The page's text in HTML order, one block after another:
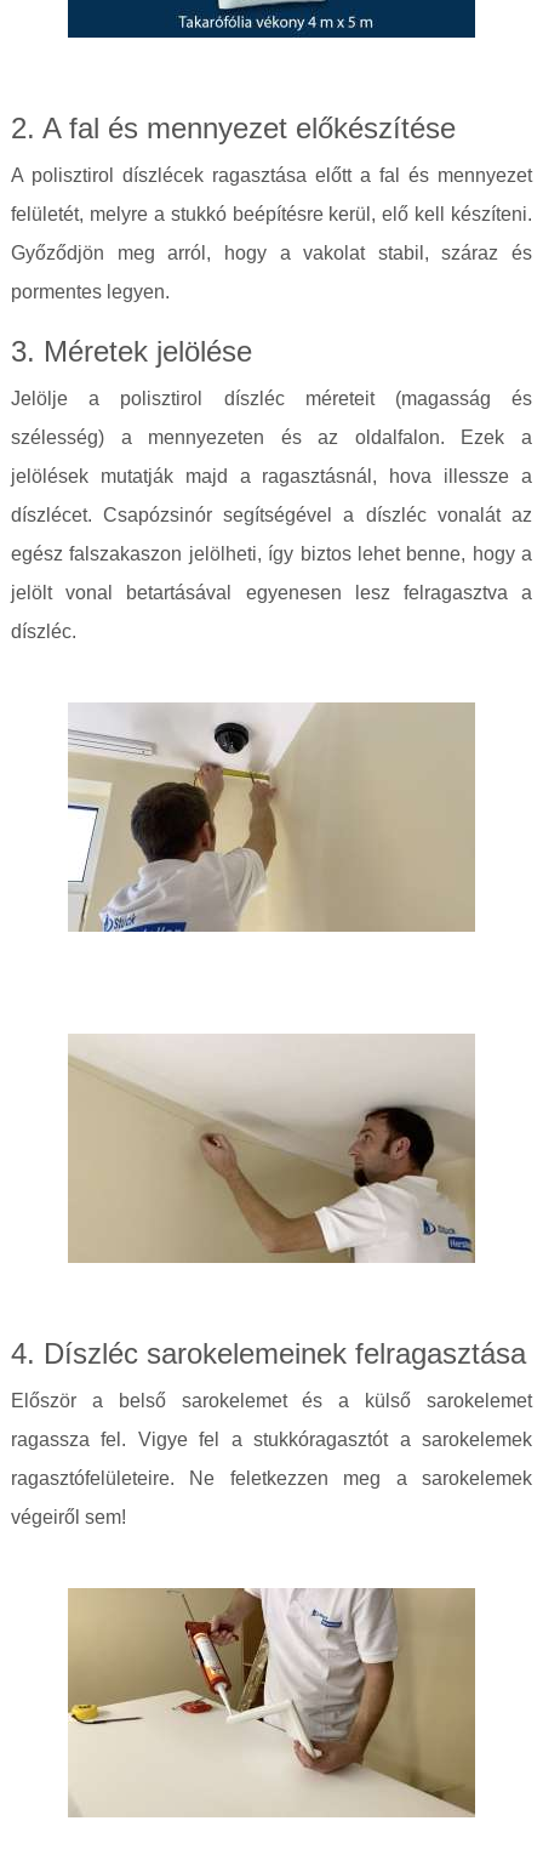
2. A fal és mennyezet előkészítése
A polisztirol díszlécek ragasztása előtt a fal és mennyezet
felületét, melyre a stukkó beépítésre kerül, elő kell készíteni.
Győződjön meg arról, hogy a vakolat stabil, száraz és
pormentes legyen.
3. Méretek jelölése
Jelölje a polisztirol díszléc méreteit (magasság és
szélesség) a mennyezeten és az oldalfalon. Ezek a
jelölések mutatják majd a ragasztásnál, hova illessze a
díszlécet. Csapózsinór segítségével a díszléc vonalát az
egész falszakaszon jelölheti, így biztos lehet benne, hogy a
jelölt vonal betartásával egyenesen lesz felragasztva a
díszléc.
4. Díszléc sarokelemeinek felragasztása
Először a belső sarokelemet és a külső sarokelemet
ragassza fel. Vigye fel a stukkóragasztót a sarokelemek
ragasztófelületeire. Ne feletkezzen meg a sarokelemek
végeiről sem!